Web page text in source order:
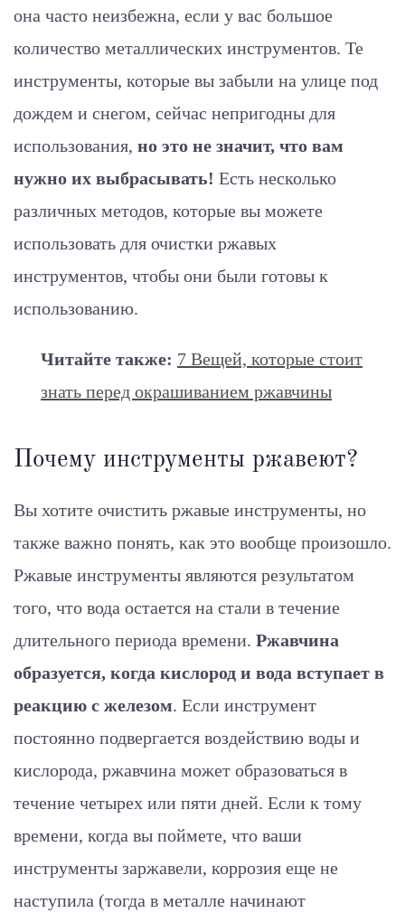
она часто неизбежна, если у вас большое
количество металлических инструментов. Те
инструменты, которые вы забыли на улице под
дождем и снегом, сейчас непригодны для
использования, но это не значит, что вам
нужно их выбрасывать! Есть несколько
различных методов, которые вы можете
использовать для очистки ржавых
инструментов, чтобы они были готовы к
использованию.
Читайте также: 7 Вещей, которые стоит
знать перед окрашиванием ржавчины
Почему инструменты ржавеют?
Вы хотите очистить ржавые инструменты, но
также важно понять, как это вообще произошло.
Ржавые инструменты являются результатом
того, что вода остается на стали в течение
длительного периода времени. Ржавчина
образуется, когда кислород и вода вступает в
реакцию с железом. Если инструмент
постоянно подвергается воздействию воды и
кислорода, ржавчина может образоваться в
течение четырех или пяти дней. Если к тому
времени, когда вы поймете, что ваши
инструменты заржавели, коррозия еще не
наступила (тогда в металле начинают